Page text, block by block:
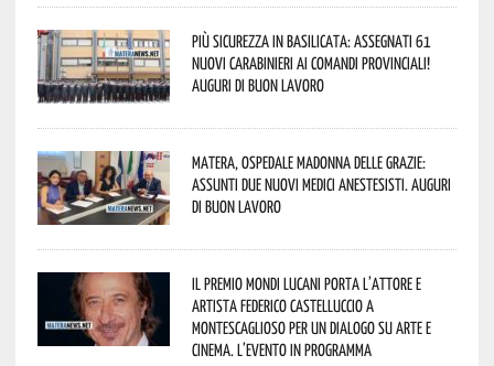
Più sicurezza in Basilicata: assegnati 61
nuovi Carabinieri ai Comandi provinciali!
Auguri di buon lavoro
Matera, Ospedale Madonna delle Grazie:
assunti due nuovi medici anestesisti. Auguri
di buon lavoro
Il Premio Mondi Lucani porta l’attore e
artista Federico Castelluccio a
Montescaglioso per un dialogo su arte e
cinema. L’evento in programma